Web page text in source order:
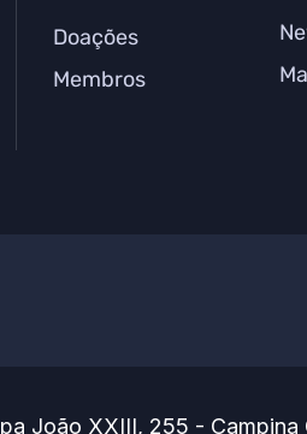
Doações
Membros
João XXIII, 255 - Campina